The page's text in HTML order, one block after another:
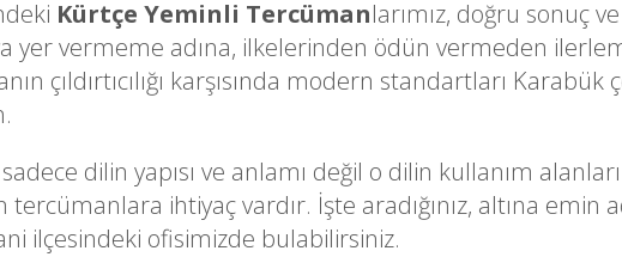
Kürtçe Yeminli Tercümanlarımız, doğru sonuç
vermeme adına, ilkelerinden ödün vermeden
çıldırtıcılığı karşısında modern standartları Karabük
dilin yapısı ve anlamı değil o dilin kullanım
tercümanlara ihtiyaç vardır. İşte aradığınız, altına emin
ilçesindeki ofisimizde bulabilirsiniz.